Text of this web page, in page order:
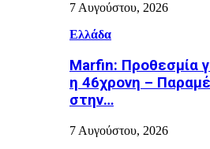
7 Αυγούστου, 2026
Ελλάδα
Marfin: Προθεσμία
η 46χρονη –
στην…
7 Αυγούστου, 2026